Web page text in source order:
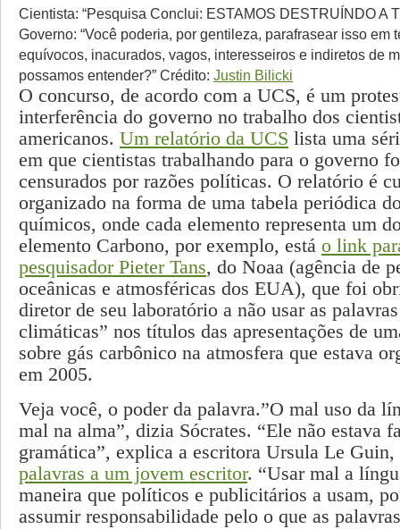
Cientista: “Pesquisa Conclui: ESTAMOS DESTRUÍNDO A
Governo: “Você poderia, por gentileza, parafrasear isso em
equívocos, inacurados, vagos, interesseiros e indiretos de
possamos entender?” Crédito: Justin Bilicki
O concurso, de acordo com a UCS, é um
interferência do governo no trabalho dos
americanos. Um relatório da UCS lista uma
em que cientistas trabalhando para o governo
censurados por razões políticas. O relatório é
organizado na forma de uma tabela periódica
químicos, onde cada elemento representa um
elemento Carbono, por exemplo, está o link
pesquisador Pieter Tans, do Noaa (agência de
oceânicas e atmosféricas dos EUA), que foi
diretor de seu laboratório a não usar as
climáticas” nos títulos das apresentações de
sobre gás carbônico na atmosfera que estava
em 2005.
Veja você, o poder da palavra.”O mal uso da
mal na alma”, dizia Sócrates. “Ele não estava
gramática”, explica a escritora Ursula Le Guin,
palavras a um jovem escritor. “Usar mal a
maneira que políticos e publicitários a usam,
assumir responsabilidade pelo o que as